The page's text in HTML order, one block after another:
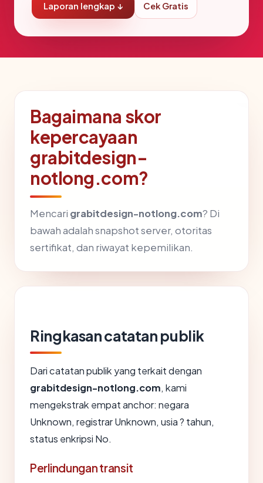
Laporan lengkap ↓ Cek Gratis
Bagaimana skor
kepercayaan
grabitdesign-
notlong.com?
Mencari grabitdesign-notlong.com? Di
bawah adalah snapshot server, otoritas
sertifikat, dan riwayat kepemilikan.
Ringkasan catatan publik
Dari catatan publik yang terkait dengan
grabitdesign-notlong.com, kami
mengekstrak empat anchor: negara
Unknown, registrar Unknown, usia ? tahun,
status enkripsi No.
Perlindungan transit